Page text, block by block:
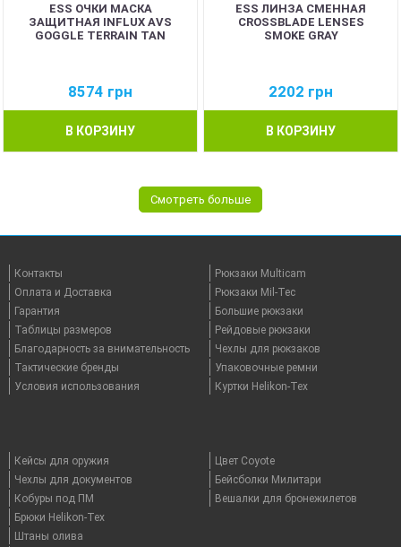
ESS ОЧКИ МАСКА
ЗАЩИТНАЯ INFLUX AVS
GOGGLE TERRAIN TAN
8574 грн
В КОРЗИНУ
ESS ЛИНЗА СМЕННАЯ
CROSSBLADE LENSES
SMOKE GRAY
2202 грн
В КОРЗИНУ
Смотреть больше
Контакты
Оплата и Доставка
Гарантия
Таблицы размеров
Благодарность за внимательность
Тактические бренды
Условия использования
Рюкзаки Multicam
Рюкзаки Mil-Tec
Большие рюкзаки
Рейдовые рюкзаки
Чехлы для рюкзаков
Упаковочные ремни
Куртки Helikon-Tex
Кейсы для оружия
Чехлы для документов
Кобуры под ПМ
Брюки Helikon-Tex
Штаны олива
Цвет Coyote
Бейсболки Милитари
Вешалки для бронежилетов